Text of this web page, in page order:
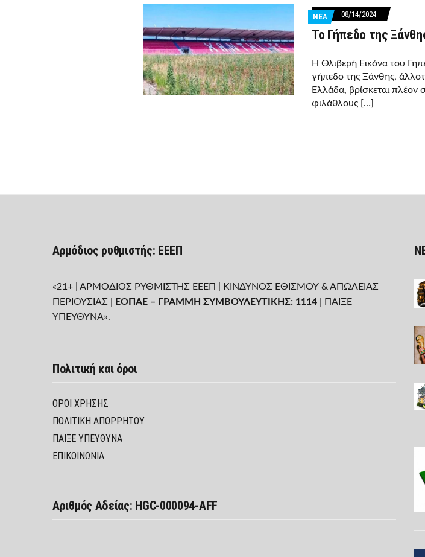
ΝΕΑ 08/14/2024
Το Γήπεδο της
Η Θλιβερή Εικόνα του
γήπεδο της Ξάνθης,
Ελλάδα, βρίσκεται
φιλάθλους […]
Αρμόδιος ρυθμιστής: ΕΕΕΠ
«21+ | ΑΡΜΟΔΙΟΣ ΡΥΘΜΙΣΤΗΣ ΕΕΕΠ | ΚΙΝΔΥΝΟΣ ΕΘΙΣΜΟΥ & ΑΠΩΛΕΙΑΣ
ΠΕΡΙΟΥΣΙΑΣ |
ΕΟΠΑΕ – ΓΡΑΜΜΗ ΣΥΜΒΟΥΛΕΥΤΙΚΗΣ: 1114 | ΠΑΙΞΕ
ΥΠΕΥΘΥΝΑ».
Πολιτική και όροι
ΌΡΟΙ ΧΡΉΣΗΣ
ΠΟΛΙΤΙΚΉ ΑΠΟΡΡΉΤΟΥ
ΠΑΊΞΕ ΥΠΕΎΘΥΝΑ
ΕΠΙΚΟΙΝΩΝΙΑ
Αριθμός Αδείας: HGC-000094-AFF